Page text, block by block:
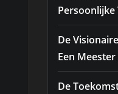
Persoonlijke
De
Een
De